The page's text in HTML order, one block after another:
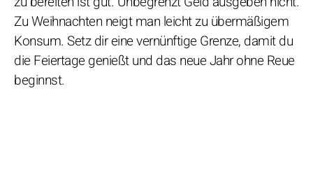
Zu Weihnachten neigt man leicht zu übermäßigem
Konsum. Setz dir eine vernünftige Grenze, damit du
die Feiertage genießt und das neue Jahr ohne Reue
beginnst.